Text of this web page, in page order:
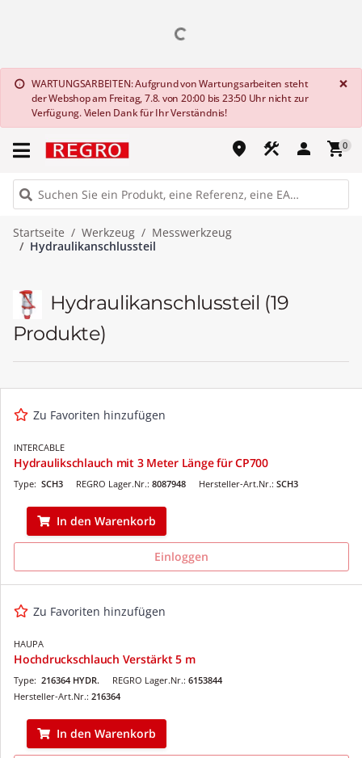
info WARTUNGSARBEITEN: Aufgrund von Wartungsarbeiten steht
der Webshop am Freitag, 7.8. von 20:00 bis 23:50 Uhr nicht zur
Verfügung. Vielen Dank für Ihr Verständnis!
×
place construction person shopping_cart0
Startseite Werkzeug
Messwerkzeug
Hydraulikanschlussteil
Hydraulikanschlussteil (19
Produkte)
Zu Favoriten hinzufügen
INTERCABLE
Hydraulikschlauch mit 3 Meter Länge für CP700
REGRO Lager.Nr.: 8087948
Type: SCH3 Hersteller-Art.Nr.: SCH3
In den Warenkorb
Einloggen
Zu Favoriten hinzufügen
HAUPA
Hochdruckschlauch Verstärkt 5 m
REGRO Lager.Nr.: 6153844
Type: 216364 HYDR.
Hersteller-Art.Nr.: 216364
In den Warenkorb